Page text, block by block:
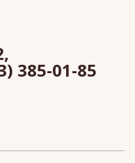
385-01-85